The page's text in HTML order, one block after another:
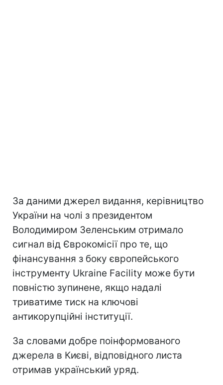
За даними джерел видання, керівництво
України на чолі з президентом
Володимиром Зеленським отримало
сигнал від Єврокомісії про те, що
фінансування з боку європейського
інструменту Ukraine Facility може бути
повністю зупинене, якщо надалі
триватиме тиск на ключові
антикорупційні інституції.
За словами добре поінформованого
джерела в Києві, відповідного листа
отримав український уряд.